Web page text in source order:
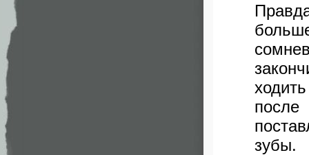
после
зубы.